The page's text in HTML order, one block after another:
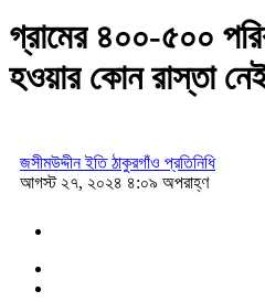
গ্রামের ৪০০-৫০০
হওয়ার কোন রাস্তা
জসীমউদ্দীন ইতি ঠাকুরগাঁও প্রতিনিধি
আগস্ট ২৭, ২০২৪ ৪:০৯ অপরাহ্ণ